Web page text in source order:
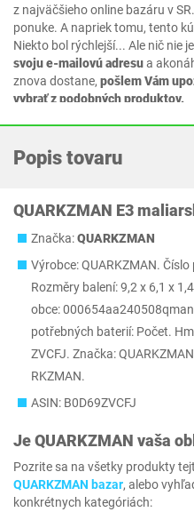
z najväčšieho online bazáru v
ponuke. A napriek tomu, tento
Niekto bol rýchlejší... Ale nič nie
svoju e-mailovú adresua
znova dostane, pošlem Vám
vybrať z podobných produktov.
Popis tovaru
QUARKZMAN E3
Značka:‎QUARKZMAN
Výrobce: QUARKZMAN.
Rozměry balení: 9,2 x 6,1 x
obce:
potřebných baterií: Počet.
ZVCFJ. Značka:
RKZMAN.
ASIN: B0D69ZVCFJ
Je‎QUARKZMAN vaša
Pozrite sa na všetky produkty
‎QUARKZMAN bazar, alebo
konkrétnych kategóriách: